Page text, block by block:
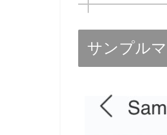
サンプル